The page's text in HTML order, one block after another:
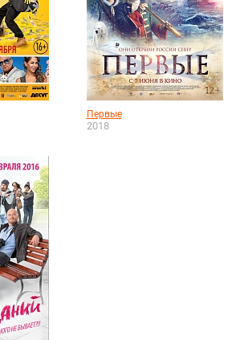
Первые
2018